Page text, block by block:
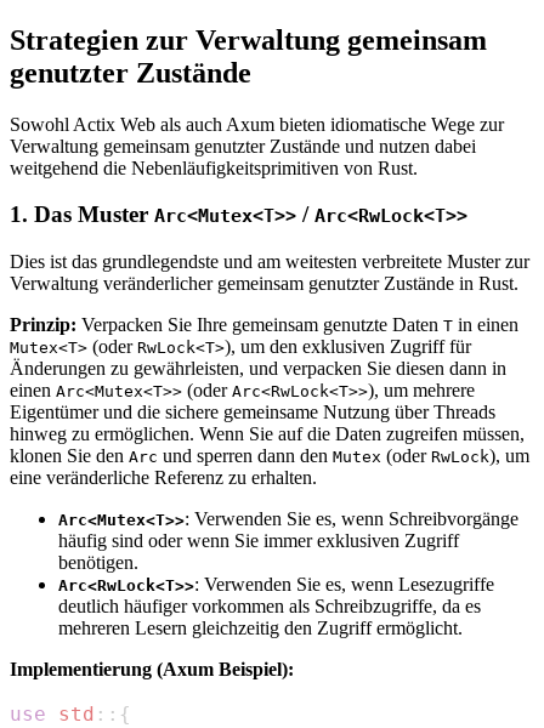
Strategien zur Verwaltung gemeinsam
genutzter Zustände
Sowohl Actix Web als auch Axum bieten idiomatische Wege zur
Verwaltung gemeinsam genutzter Zustände und nutzen dabei
weitgehend die Nebenläufigkeitsprimitiven von Rust.
1. Das Muster Arc<Mutex<T>> / Arc<RwLock<T>>
Dies ist das grundlegendste und am weitesten verbreitete Muster zur
Verwaltung veränderlicher gemeinsam genutzter Zustände in Rust.
Prinzip: Verpacken Sie Ihre gemeinsam genutzte Daten T in einen
Mutex<T> (oder RwLock<T>), um den exklusiven Zugriff für
Änderungen zu gewährleisten, und verpacken Sie diesen dann in
einen Arc<Mutex<T>> (oder Arc<RwLock<T>>), um mehrere
Eigentümer und die sichere gemeinsame Nutzung über Threads
hinweg zu ermöglichen. Wenn Sie auf die Daten zugreifen müssen,
klonen Sie den Arc und sperren dann den Mutex (oder RwLock), um
eine veränderliche Referenz zu erhalten.
Arc<Mutex<T>>: Verwenden Sie es, wenn Schreibvorgänge
häufig sind oder wenn Sie immer exklusiven Zugriff
benötigen.
Arc<RwLock<T>>: Verwenden Sie es, wenn Lesezugriffe
deutlich häufiger vorkommen als Schreibzugriffe, da es
mehreren Lesern gleichzeitig den Zugriff ermöglicht.
Implementierung (Axum Beispiel):
use std :: {